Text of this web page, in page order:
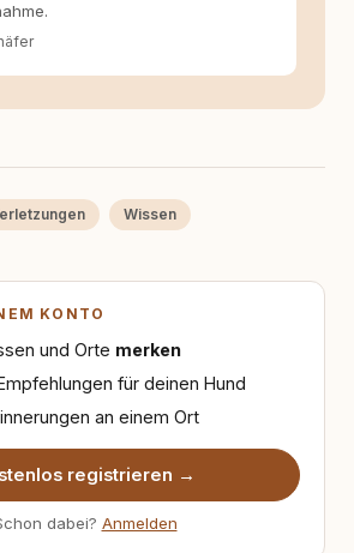
Wissen
KONTO
und Orte merken
für deinen Hund
an einem Ort
registrieren →
dabei? Anmelden